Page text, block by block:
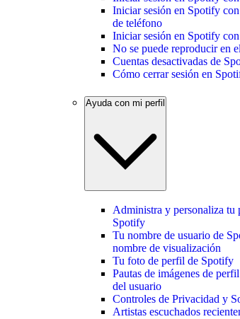
Iniciar sesión en Spotify
de teléfono
Iniciar sesión en Spotify
No se puede reproducir en
Cuentas desactivadas de
Cómo cerrar sesión en
Ayuda con mi perfil
Administra y personaliza tu
Spotify
Tu nombre de usuario de
nombre de visualización
Tu foto de perfil de Spotify
Pautas de imágenes de
del usuario
Controles de Privacidad y
Artistas escuchados